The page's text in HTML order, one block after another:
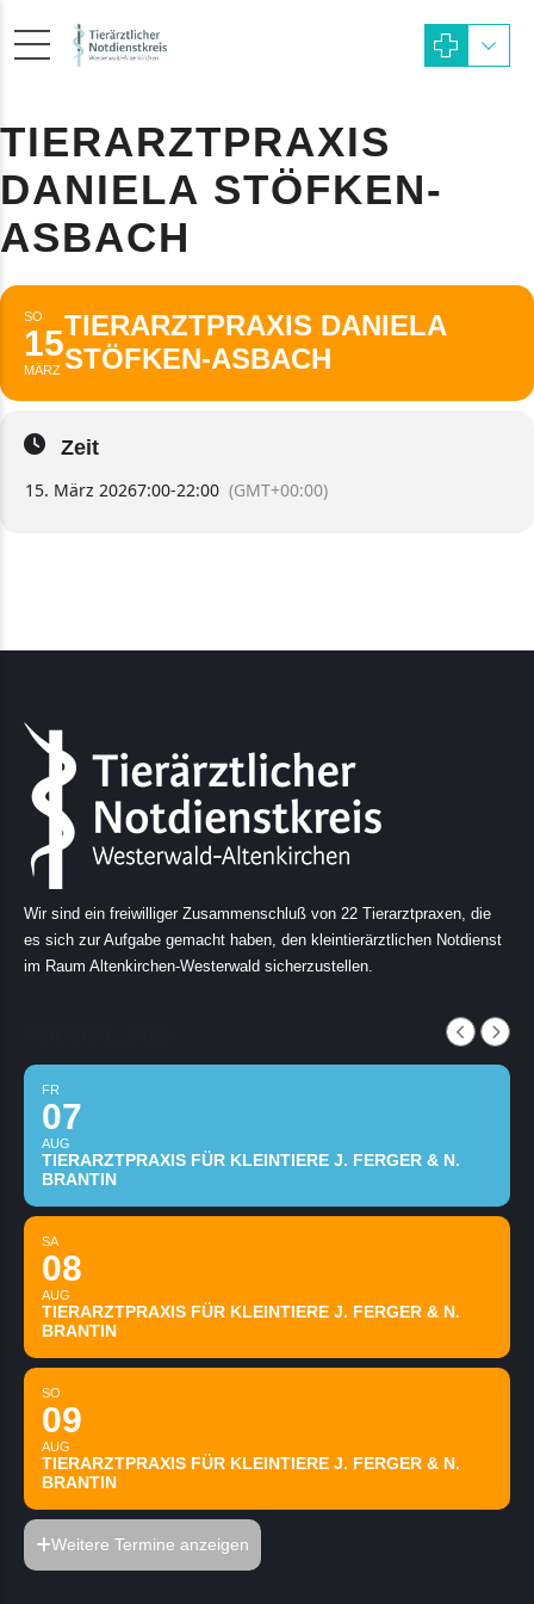
TIERARZTPRAXIS
DANIELA STÖFKEN-
ASBACH
SO
15
MÄRZ
TIERARZTPRAXIS DANIELA
STÖFKEN-ASBACH
Zeit
15. März 20267:00-22:00 (GMT+00:00)
Wir sind ein freiwilliger Zusammenschluß von 22 Tierarztpraxen, die
es sich zur Aufgabe gemacht haben, den kleintierärztlichen Notdienst
im Raum Altenkirchen-Westerwald sicherzustellen.
FR
07
AUG
TIERARZTPRAXIS FÜR KLEINTIERE J. FERGER & N.
BRANTIN
SA
08
AUG
TIERARZTPRAXIS FÜR KLEINTIERE J. FERGER & N.
BRANTIN
SO
09
AUG
TIERARZTPRAXIS FÜR KLEINTIERE J. FERGER & N.
BRANTIN
Weitere Termine anzeigen